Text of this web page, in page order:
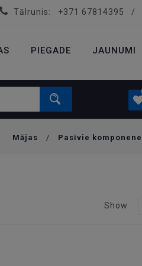
Tālrunis: +371 67814395 /
PIEGADE JAUNUMI
Ielogoties
Mājas / Pasīvie
Show :